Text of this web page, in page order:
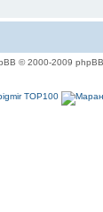
© 2000-2009